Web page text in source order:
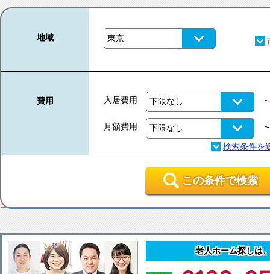
地域
費用 入居費用
月額費用
この条件で検索
老人ホーム探しは